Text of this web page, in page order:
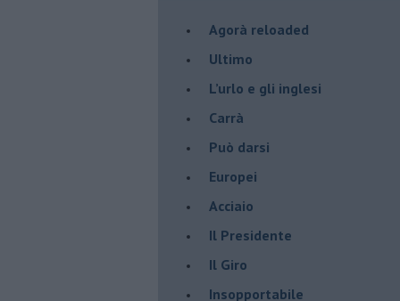
​Agorà reloaded
Ultimo
​L’urlo e gli inglesi
Carrà
Può darsi
Europei
Acciaio
Il Presidente
​Il Giro
Insopportabile